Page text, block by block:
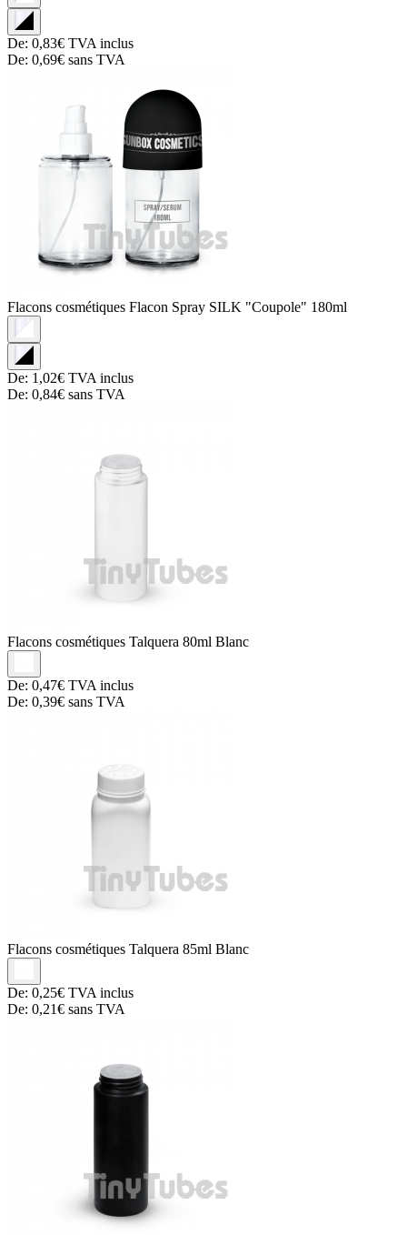
De: 0,83€ TVA inclus
De: 0,69€ sans TVA
Flacons cosmétiques Flacon Spray SILK "Coupole" 180ml
De: 1,02€ TVA inclus
De: 0,84€ sans TVA
Flacons cosmétiques Talquera 80ml Blanc
De: 0,47€ TVA inclus
De: 0,39€ sans TVA
Flacons cosmétiques Talquera 85ml Blanc
De: 0,25€ TVA inclus
De: 0,21€ sans TVA